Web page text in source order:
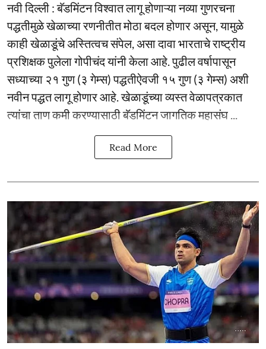
नवी दिल्ली : बॅडमिंटन विश्वात लागू होणाऱ्या नव्या गुणरचना
पद्धतीमुळे खेळाच्या रणनीतीत मोठा बदल होणार असून, यामुळे
काही खेळाडूंचे अस्तित्वच संपेल, असा दावा भारताचे राष्ट्रीय
प्रशिक्षक पुलेला गोपीचंद यांनी केला आहे. पुढील वर्षापासून
सध्याच्या २१ गुण (३ गेम्स) पद्धतीऐवजी १५ गुण (३ गेम्स) अशी
नवीन पद्धत लागू होणार आहे. खेळाडूंच्या व्यस्त वेळापत्रकात
त्यांचा ताण कमी करण्यासाठी बॅडमिंटन जागतिक महासंघ ...
Read More